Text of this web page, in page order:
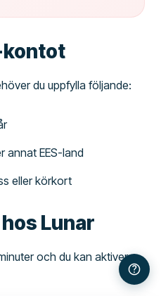
kontot
du uppfylla följande:
annat EES-land
eller körkort
Lunar
och du kan aktivera